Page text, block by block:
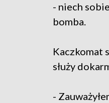
- niech
bomba.
Kaczkomat
służy
-